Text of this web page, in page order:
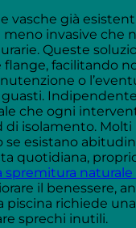
vasche già
meno invasive che
Queste
facilitando
o
che ogni
di isolamento.
se esistano
quotidiana,
spremitura
il benessere,
piscina richiede
sprechi inutili.